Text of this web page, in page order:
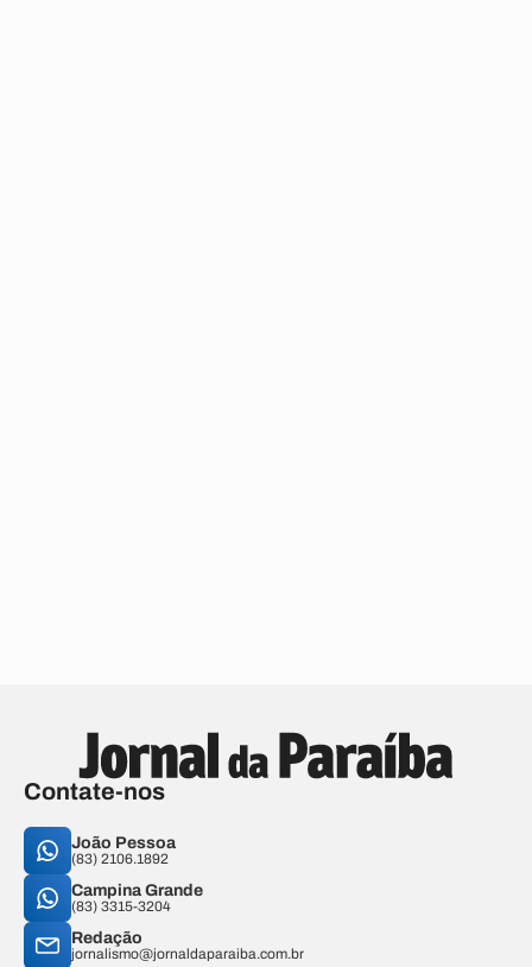
Contate-nos
João Pessoa
(83) 2106.1892
Campina Grande
(83) 3315-3204
Redação
jornalismo@jornaldaparaiba.com.br